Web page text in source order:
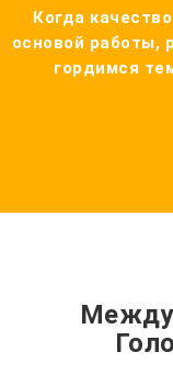
Когда
основой работы,
гордимся